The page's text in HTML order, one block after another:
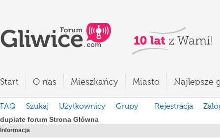
Start O nas Mieszkańcy Miasto Najlepsze
FAQ Szukaj Użytkownicy Grupy Rejestracja
dupiate forum Strona Główna
Informacja